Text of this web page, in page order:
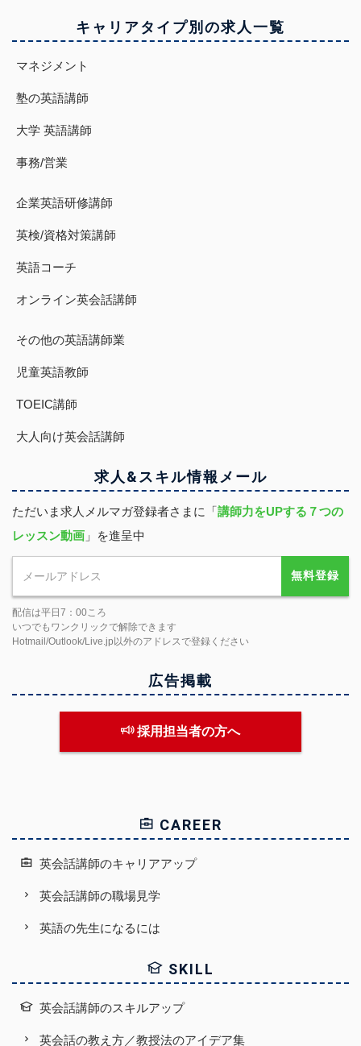
キャリアタイプ別の求人一覧
マネジメント
塾の英語講師
大学 英語講師
事務/営業
企業英語研修講師
英検/資格対策講師
英語コーチ
オンライン英会話講師
その他の英語講師業
児童英語教師
TOEIC講師
大人向け英会話講師
求人&スキル情報 メール
ただいま求人メルマガ登録者さまに「講師力をUPする７つの
レッスン動画 」を進呈中
無料登録
配信は平日7：00ころ
いつでもワンクリックで解除できます
Hotmail/Outlook/Live.jp以外のアドレスで登録ください
広告掲載
採用担当者の方へ
CAREER
英会話講師のキャリアアップ
英会話講師の職場見学
英語の先生になるには
SKILL
英会話講師のスキルアップ
英会話の教え方／教授法のアイデア集